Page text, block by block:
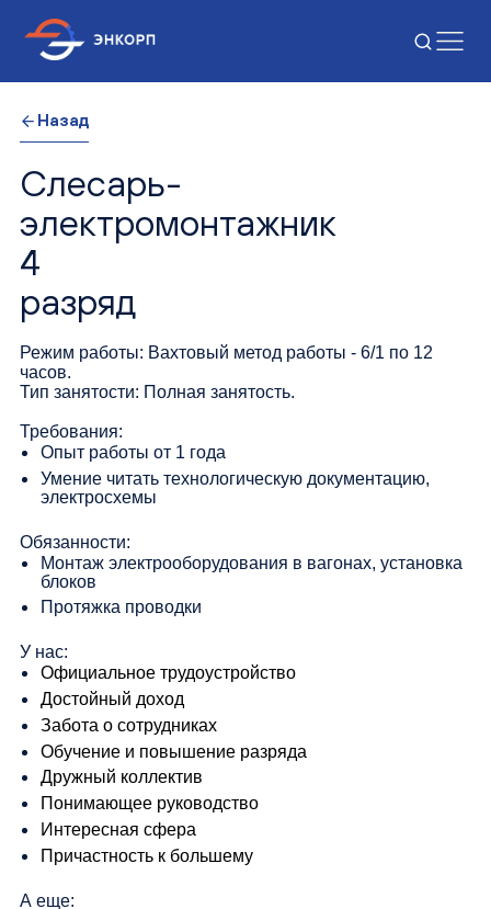
Назад
Слесарь-
электромонтажник
4
разряд
Режим работы: Вахтовый метод работы - 6/1 по 12
часов.
Тип занятости: Полная занятость.
Требования:
Опыт работы от 1 года
Умение читать технологическую документацию,
электросхемы
Обязанности:
Монтаж электрооборудования в вагонах, установка
блоков
Протяжка проводки
У нас:
Официальное трудоустройство
Достойный доход
Забота о сотрудниках
Обучение и повышение разряда
Дружный коллектив
Понимающее руководство
Интересная сфера
Причастность к большему
А еще: